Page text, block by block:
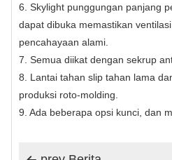
6. Skylight punggungan panjang
dapat dibuka memastikan
pencahayaan alami.
7. Semua diikat dengan sekrup
8. Lantai tahan slip tahan lama
produksi roto-molding.
9. Ada beberapa opsi kunci, dan